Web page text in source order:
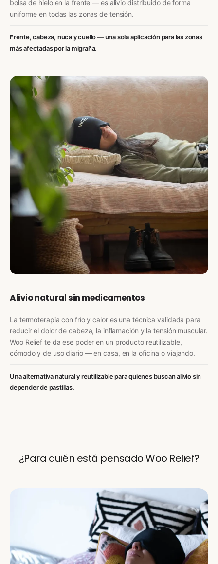
bolsa de hielo en la frente — es alivio distribuido de forma
uniforme en todas las zonas de tensión.
Frente, cabeza, nuca y cuello — una sola aplicación para las zonas
más afectadas por la migraña.
Alivio natural sin medicamentos
La termoterapia con frío y calor es una técnica validada para
reducir el dolor de cabeza, la inflamación y la tensión muscular.
Woo Relief te da ese poder en un producto reutilizable,
cómodo y de uso diario — en casa, en la oficina o viajando.
Una alternativa natural y reutilizable para quienes buscan alivio sin
depender de pastillas.
¿Para quién está pensado Woo Relief?